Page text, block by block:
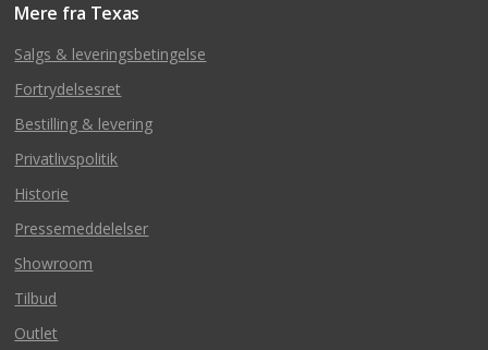
Mere fra Texas
Salgs & leveringsbetingelse
Fortrydelsesret
Bestilling & levering
Privatlivspolitik
Historie
Pressemeddelelser
Showroom
Tilbud
Outlet